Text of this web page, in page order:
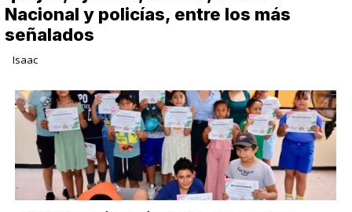
Nacional y policías, entre los más
señalados
Isaac